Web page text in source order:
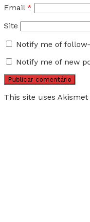
Email *
Site
Notify me of
Notify me of new
This site uses